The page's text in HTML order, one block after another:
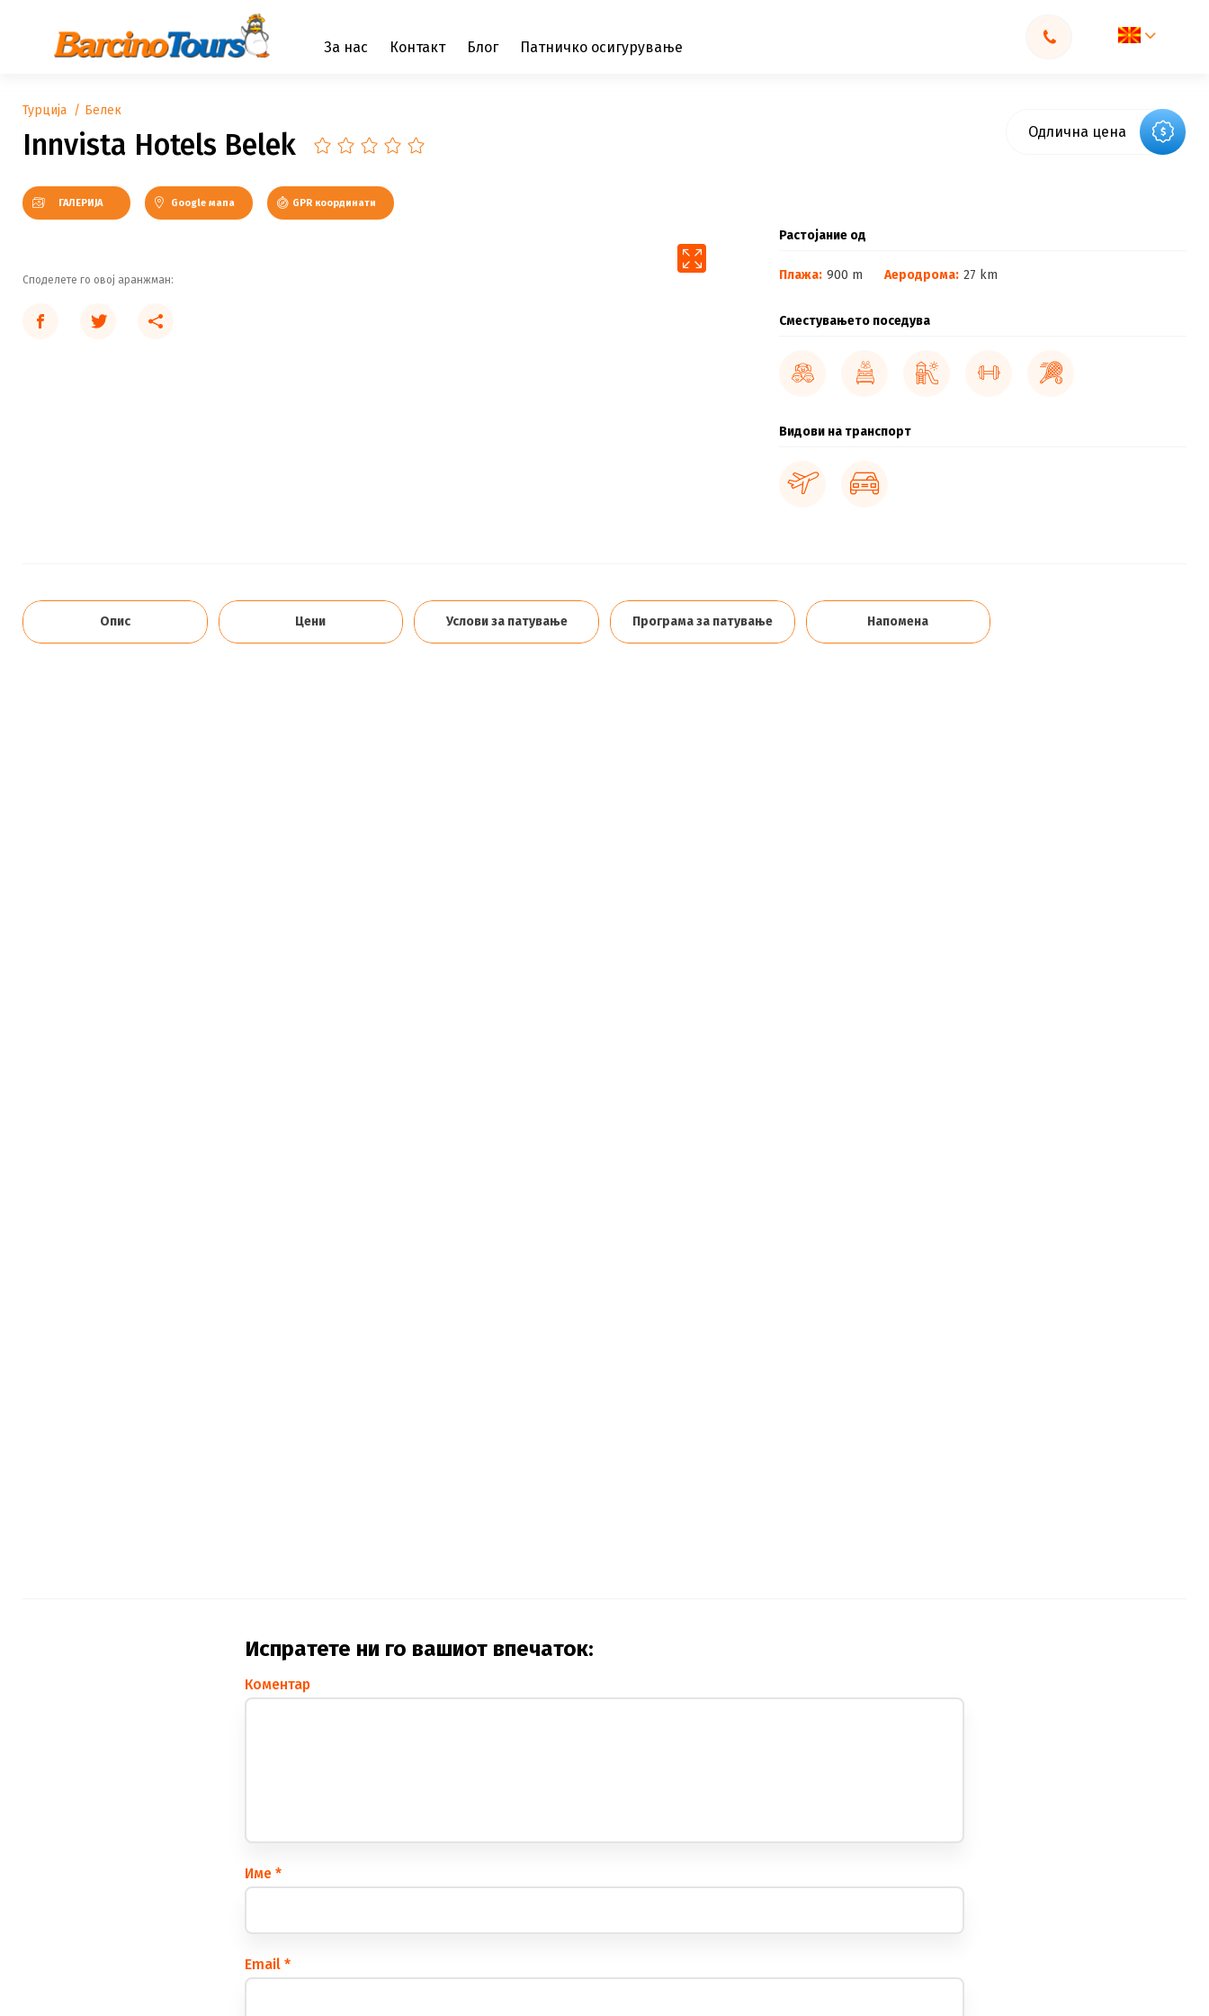
За нас Контакт Блог Патничко осигурување
Турција Белек
Innvista Hotels Belek Одлична цена
ГАЛЕРИЈА Google мапа GPR координати
Споделете го овој аранжман:
Растојание од
Плажа: 900 m Аеродрома: 27 km
Сместувањето поседува
Видови на транспорт
Опис Цени Услови за патување Програма за патување Напомена
Испратете ни го вашиот впечаток:
Коментар
Име *
Еmail *